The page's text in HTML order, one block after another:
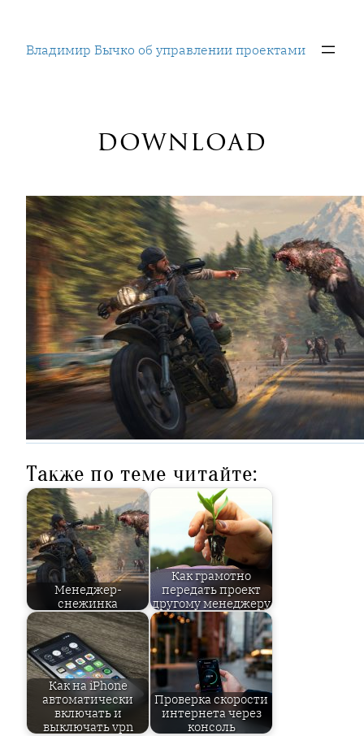
содержимому
Владимир Бычко об управлении проектами
download
Также по теме читайте:
Менеджер-
снежинка
Как грамотно
передать проект
другому менеджеру
Как на iPhone
автоматически
включать и
выключать vpn
Проверка скорости
интернета через
консоль